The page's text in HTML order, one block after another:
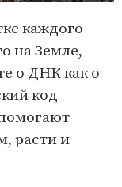
каждого
на Земле,
о ДНК как о
код
расти и